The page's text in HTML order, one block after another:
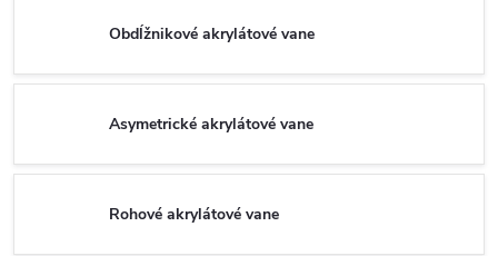
Obdĺžnikové akrylátové vane
Asymetrické akrylátové vane
Rohové akrylátové vane